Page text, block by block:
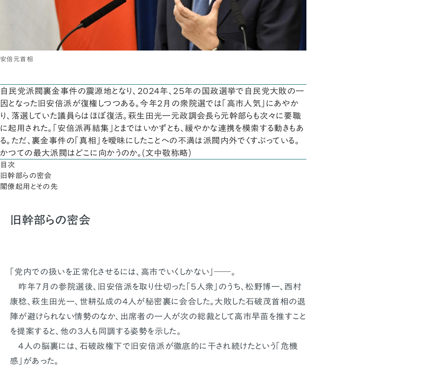
安倍元首相
自民党派閥裏金事件の震源地となり、２０２４年、２５年の国政選挙で自民党大敗の一
因となった旧安倍派が復権しつつある。今年２月の衆院選では「高市人気」にあやか
り、落選していた議員らはほぼ復活。萩生田光一元政調会長ら元幹部らも次々に要職
に起用された。「安倍派再結集」とまではいかずとも、緩やかな連携を模索する動きもあ
る。ただ、裏金事件の「真相」を曖昧にしたことへの不満は派閥内外でくすぶっている。
かつての最大派閥はどこに向かうのか。(文中敬称略)
目次
旧幹部らの密会
閣僚起用とその先
旧幹部らの密会
「党内での扱いを正常化させるには、高市でいくしかない」――。
昨年７月の参院選後、旧安倍派を取り仕切った「５人衆」のうち、松野博一、西村
康稔、萩生田光一、世耕弘成の４人が秘密裏に会合した。大敗した石破茂首相の退
陣が避けられない情勢のなか、出席者の一人が次の総裁として高市早苗を推すこと
を提案すると、他の３人も同調する姿勢を示した。
４人の脳裏には、石破政権下で旧安倍派が徹底的に干され続けたという「危機
感」があった。